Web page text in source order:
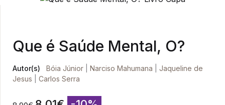
Que é Saúde Mental, O?
Autor(s) Bóia Júnior Narciso Mahumana
Jaqueline de
Jesus
Carlos Serra